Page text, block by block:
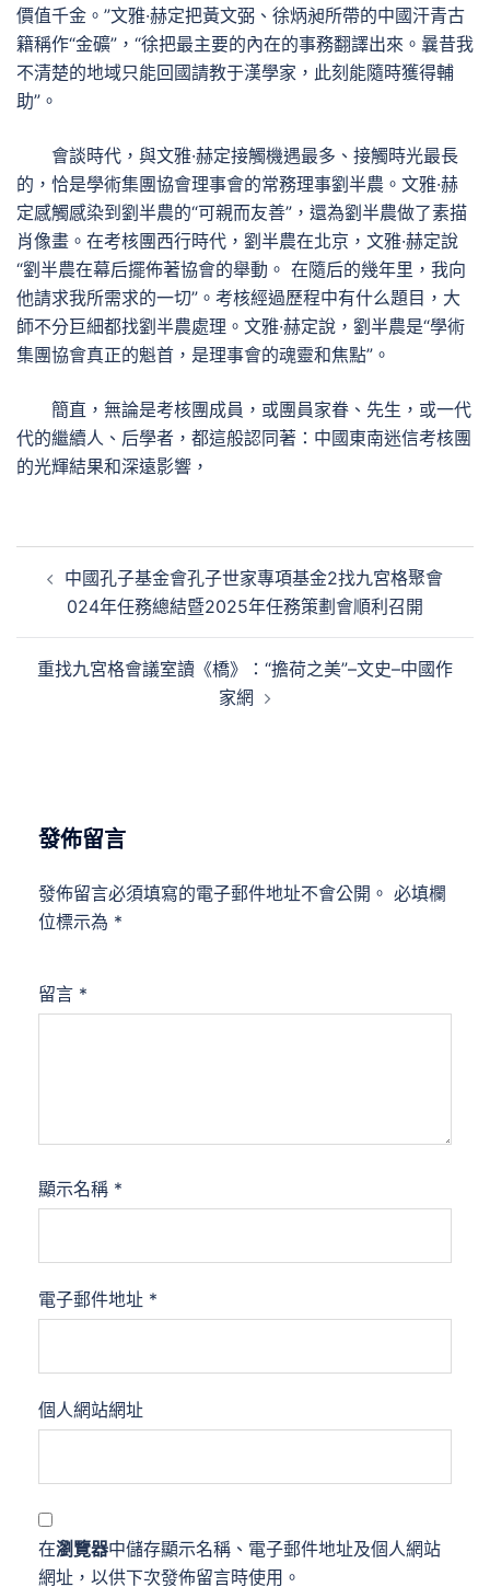
價值千金。”文雅·赫定把黃文弼、徐炳昶所帶的中國汗青古
籍稱作“金礦”，“徐把最主要的內在的事務翻譯出來。曩昔我
不清楚的地域只能回國請教于漢學家，此刻能隨時獲得輔
助”。
會談時代，與文雅·赫定接觸機遇最多、接觸時光最長
的，恰是學術集團協會理事會的常務理事劉半農。文雅·赫
定感觸感染到劉半農的“可親而友善”，還為劉半農做了素描
肖像畫。在考核團西行時代，劉半農在北京，文雅·赫定說
“劉半農在幕后擺佈著協會的舉動。 在隨后的幾年里，我向
他請求我所需求的一切”。考核經過歷程中有什么題目，大
師不分巨細都找劉半農處理。文雅·赫定說，劉半農是“學術
集團協會真正的魁首，是理事會的魂靈和焦點”。
簡直，無論是考核團成員，或團員家眷、先生，或一代
代的繼續人、后學者，都這般認同著：中國東南迷信考核團
的光輝結果和深遠影響，
中國孔子基金會孔子世家專項基金2找九宮格聚會
024年任務總結暨2025年任務策劃會順利召開
重找九宮格會議室讀《橋》：“擔荷之美”–文史–中國作
家網
發佈留言
發佈留言必須填寫的電子郵件地址不會公開。 必填欄
位標示為 *
留言 *
顯示名稱 *
電子郵件地址 *
個人網站網址
在瀏覽器中儲存顯示名稱、電子郵件地址及個人網站
網址，以供下次發佈留言時使用。